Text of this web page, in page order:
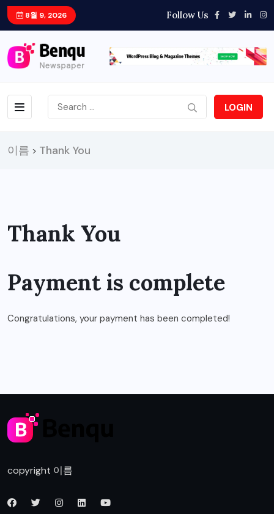
8월 9, 2026 Follow Us
LOGIN
이름 > Thank You
Thank You
Payment is complete
Congratulations, your payment has been completed!
copyright 이름